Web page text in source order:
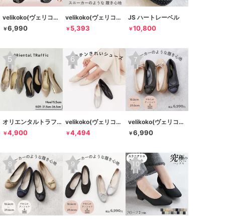
velikoko(ヴェリココ）
￥6,990
velikoko(ヴェリココ）
￥ 5,393
JS ハートレーベル
￥10,800
オリエンタルトラフィック
￥4,900
velikoko(ヴェリココ）
￥4,494
velikoko(ヴェリココ）
￥6,990